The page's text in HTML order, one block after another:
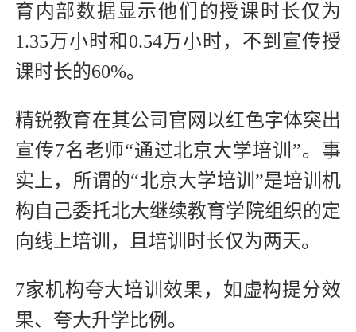
育内部数据显示他们的授课时长仅为
1.35万小时和0.54万小时，不到宣传授
课时长的60%。
精锐教育在其公司官网以红色字体突出
宣传7名老师“通过北京大学培训”。事
实上，所谓的“北京大学培训”是培训机
构自己委托北大继续教育学院组织的定
向线上培训，且培训时长仅为两天。
7家机构夸大培训效果，如虚构提分效
果、夸大升学比例。